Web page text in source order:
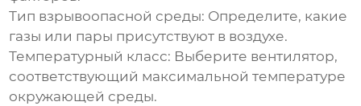
Тип взрывоопасной среды: Определите, какие
газы или пары присутствуют в воздухе.
Температурный класс: Выберите вентилятор,
соответствующий максимальной температуре
окружающей среды.